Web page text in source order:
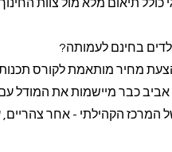
תיאום מלא מול צוות
בחינם לעמותה?
מחיר מותאמת לקורס
המרכז הקהילתי - אחר צהריים,